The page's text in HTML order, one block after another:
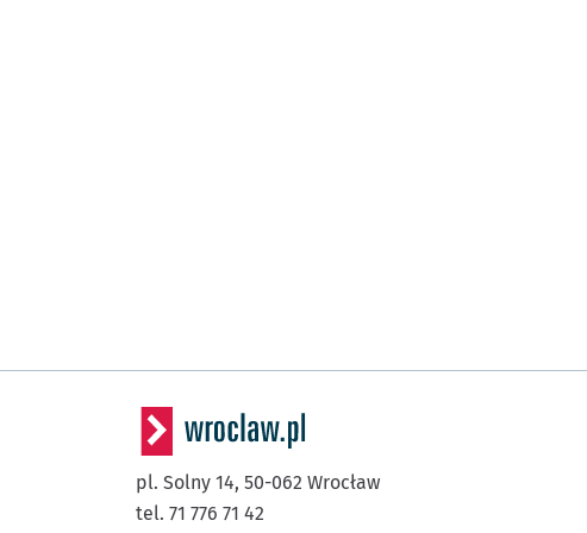
pl. Solny 14, 50-062 Wrocław
tel. 71 776 71 42